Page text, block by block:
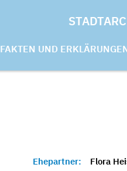
FAKTEN UND
Ehepartner: Flora